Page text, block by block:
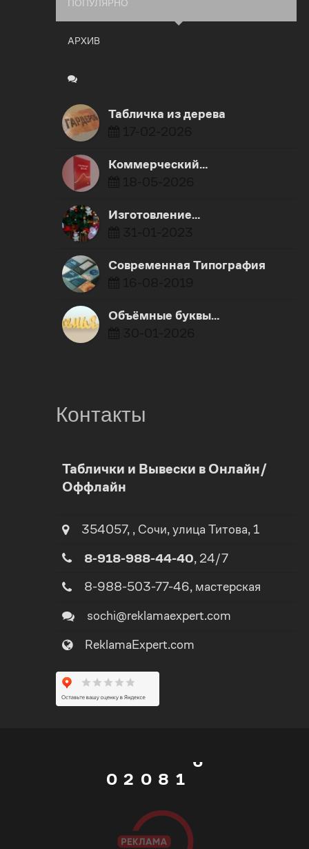
ПОПУЛЯРНО
АРХИВ
Табличка из дерева
Коммерческий…
Изготовление…
Современная Типография
Объёмные буквы…
Контакты
Таблички и Вывески в Онлайн/
Оффлайн
354057, , Сочи, улица Титова, 1
8-918-988-44-40, 24/7
8-988-503-77-46, мастерская
sochi@reklamaexpert.com
ReklamaExpert.com
0
0
2 0
1
2
4
5
8
9
1
2
1
2
3
8